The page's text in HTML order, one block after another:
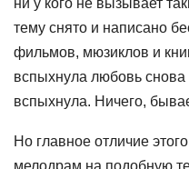
тему снято и написано
фильмов, мюзиклов и
вспыхнула любовь
вспыхнула. Ничего,
Но главное отличие
мелодрам на подобную